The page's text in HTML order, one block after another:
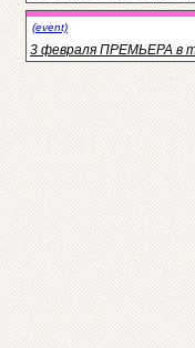
(event)
3 февраля ПРЕМЬЕРА в